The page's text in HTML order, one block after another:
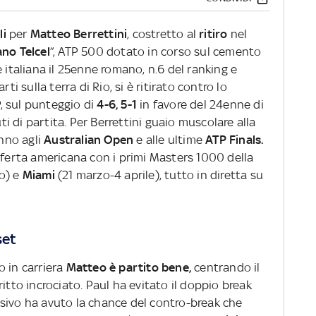
per Matteo Berrettini, costretto al ritiro nel
Telcel”, ATP 500 dotato in corso sul cemento
il 25enne romano, n.6 del ranking e
sulla terra di Rio, si è ritirato contro lo
sul punteggio di4-6, 5-1 in favore del 24enne di
di partita. Per Berrettini guaio muscolare alla
agliAustralian Opene alle ultimeATP Finals.
americana con i primi Masters 1000 della
e Miami(21 marzo-4 aprile), tutto in diretta su
in carriera Matteo è partito bene, centrando il
incrociato. Paul ha evitato il doppio break
ha avuto la chance del contro-break che